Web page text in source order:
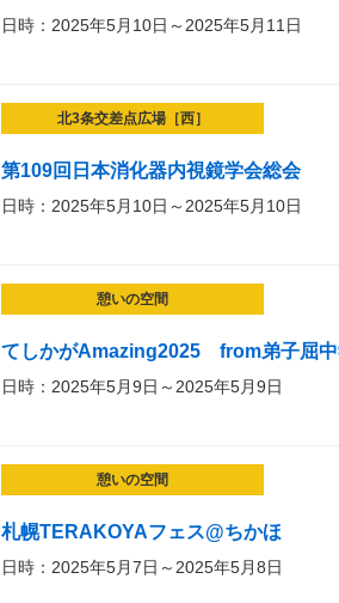
日時：2025年5月10日～2025年5月11日
北3条交差点広場［西］
第109回日本消化器内視鏡学会総会
日時：2025年5月10日～2025年5月10日
憩いの空間
てしかがAmazing2025 from弟子屈
日時：2025年5月9日～2025年5月9日
憩いの空間
札幌TERAKOYAフェス@ちかほ
日時：2025年5月7日～2025年5月8日